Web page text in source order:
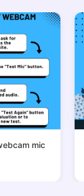
mic